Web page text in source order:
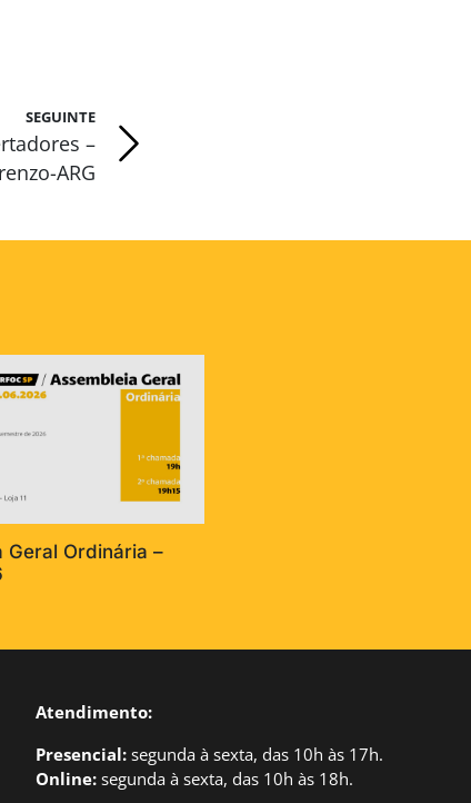
SEGUINTE
–
ARG
Geral Ordinária –
Atendimento:
Presencial:segunda à sexta, das 10h às 17h.
Online: segunda à sexta, das 10h às 18h.